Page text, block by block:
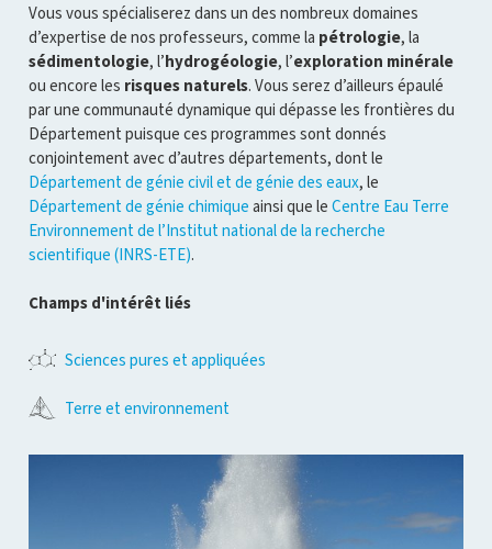
Vous vous spécialiserez dans un des nombreux domaines
d’expertise de nos professeurs, comme la pétrologie, la
sédimentologie, l’hydrogéologie, l’exploration minérale
ou encore les risques naturels. Vous serez d’ailleurs épaulé
par une communauté dynamique qui dépasse les frontières du
Département puisque ces programmes sont donnés
conjointement avec d’autres départements, dont le
Département de génie civil et de génie des eaux, le
Département de génie chimique ainsi que le Centre Eau Terre
Environnement de l’Institut national de la recherche
scientifique (INRS-ETE).
Champs d'intérêt liés
Sciences pures et appliquées
Terre et environnement